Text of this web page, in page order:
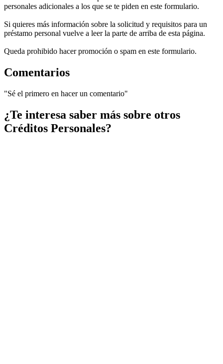
personales adicionales a los que se te piden en este formulario.
Si quieres más información sobre la solicitud y requisitos para un
préstamo personal vuelve a leer la parte de arriba de esta página.
Queda prohibido hacer promoción o spam en este formulario.
Comentarios
"Sé el primero en hacer un comentario"
¿Te interesa saber más sobre otros
Créditos Personales?